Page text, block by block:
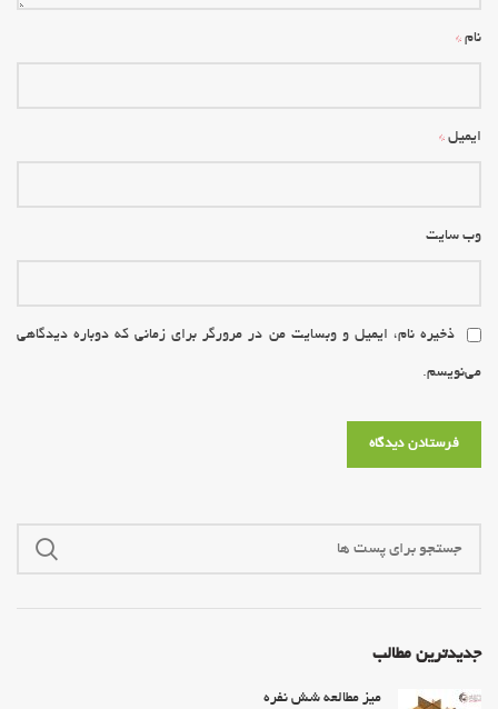
نام *
ایمیل *
وب‌ سایت
ذخیره نام، ایمیل و وبسایت من در مرورگر برای زمانی که دوباره دیدگاهی
می‌نویسم.
جدیدترین مطالب
میز مطالعه شش نفره